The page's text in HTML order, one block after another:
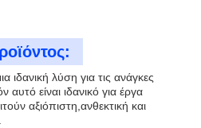
ιδανική λύση για τις ανάγκες
είναι ιδανικό για έργα
αξιόπιστη,ανθεκτική και